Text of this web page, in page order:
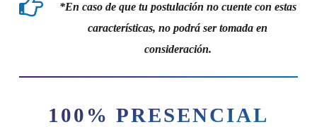
*En caso de que tu postulación no cuente con estas
características, no podrá ser tomada en
consideración.
100% PRESENCIAL